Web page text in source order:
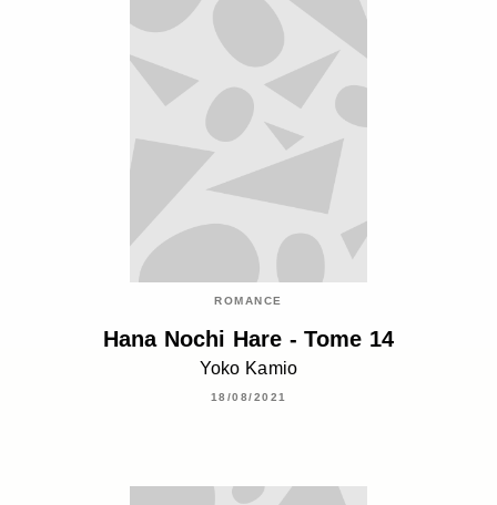
ROMANCE
Hana Nochi Hare - Tome 14
Yoko Kamio
18/08/2021